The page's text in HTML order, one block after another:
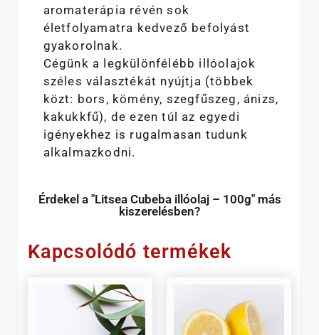
aromaterápia révén sok
életfolyamatra kedvező befolyást
gyakorolnak.
Cégünk a legkülönfélébb illóolajok
széles választékát nyújtja (többek
közt: bors, kömény, szegfűszeg, ánizs,
kakukkfű), de ezen túl az egyedi
igényekhez is rugalmasan tudunk
alkalmazkodni.
Érdekel a "Litsea Cubeba illóolaj – 100g" más
kiszerelésben?
Kapcsolódó termékek